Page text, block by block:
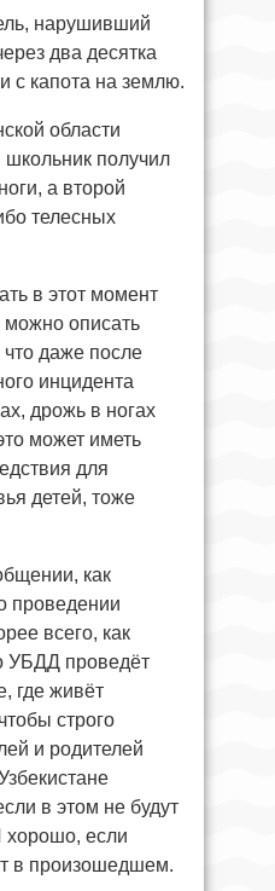
нарушивший
два десятка
с капота на землю.
области
получил
а второй
телесных
в этот момент
можно описать
даже после
инцидента
дрожь в ногах
может иметь
для
детей, тоже
как
проведении
всего, как
УБДД проведёт
где живёт
строго
и родителей
в этом не будут
хорошо, если
в произошедшем.